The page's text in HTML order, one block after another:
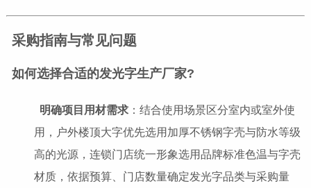
采购指南与常见问题
如何选择合适的发光字生产厂家?
明确项目用材需求：结合使用场景区分室内或室外使
用，户外楼顶大字优先选用加厚不锈钢字壳与防水等级
高的光源，连锁门店统一形象选用品牌标准色温与字壳
材质，依据预算、门店数量确定发光字品类与采购量